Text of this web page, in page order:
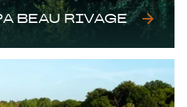
BEAU RIVAGE